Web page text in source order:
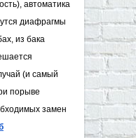
автоматика
диафрагмы
из бака
(и самый
порыве
замен